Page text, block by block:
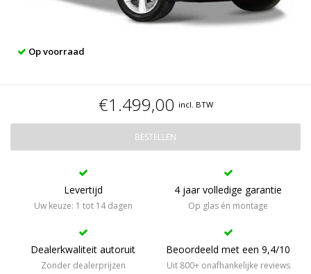
Op voorraad
€1.499,00 incl. BTW
BESTELLEN
Levertijd
Uw keuze: 1 tot 14 dagen
4 jaar volledige garantie
Op glas én montage
Dealerkwaliteit autoruit
Zonder dealerprijzen
Beoordeeld met een 9,4/10
Uit 800+ onafhankelijke reviews